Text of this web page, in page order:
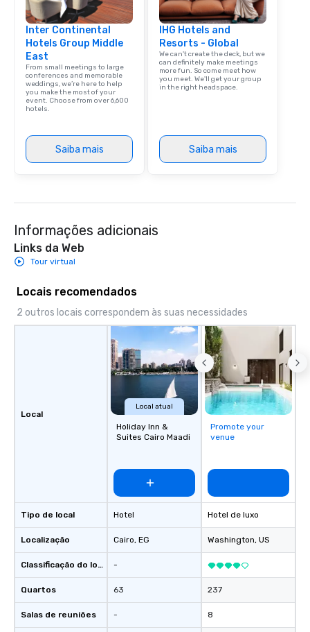
Inter Continental
Hotels Group Middle
East
From small meetings to large
conferences and memorable
weddings, we’re here to help
you make the most of your
event. Choose from over 6,600
hotels.
Saiba mais
IHG Hotels and
Resorts - Global
We can't create the deck, but we
can definitely make meetings
more fun. So come meet how
you meet. We'll get your group
in the right headspace.
Saiba mais
Informações adicionais
Links da Web
Tour virtual
Locais recomendados
2 outros locais correspondem às suas necessidades
Local
Tipo de local
Localização
Classificação do local
Quartos
Salas de reuniões
Local atual
Holiday Inn &
Suites Cairo Maadi
Hotel
Cairo, EG
-
63
-
Promote your
venue
Hotel de luxo
Washington, US
237
8